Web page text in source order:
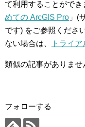
て利用することができ
めての ArcGIS Pro 」(
です) をご参照くださ
ない場合は、
トライア
類似の記事がありませ
フォローする